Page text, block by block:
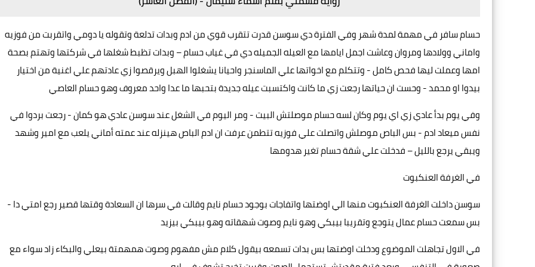
حسام سافر في مهمة لمدة شهر وفي الفترة دي سوسن قدرت تتقرب قوي من ادم وبدات تدلعة وتقوله يا دومي واتقربت من فوزيه
واماني وولادها ومروان وعاشت اجمل ايامها مع العيله الجميله دي في غياب حسام – وبدات تظبط شغلها في شركتها وتهتم بصحة
امها وعملت ليها فحص كامل - وتتكلم مع اخواتها علي الماسنجر واحيانا يشغلوا الهبل ويرقصوا زي عادتهم علي اغنية من اختيار
بيدوا او محمد - وحست ان حياتها رجعت زي ما كانت واكتسبت عيله جديدة بتحبها ما عدا واحد معروف وهو حسام العاصي
وفي يوم بدأ عادي زي اي يوم وكان لسه حسام موصلتش البيت - ومر اليوم في الشغل عند سوسن عادي هو كمان - رجعت بردوا في
نفس ميعاد ادم - بس الباص موصلش واتصلت علي فوزيه تتطمن عرفت ان ادم الباص هينزله عند عمته أماني يلعب مع امير وشهد
ويبقي يرجع بالليل – فدخلت علي شقة حسام تغير هدومها
في الغرفة العنكبوت
سوسن داخلت الغرفة العنكبوت منها الي اوضتها واتفاجات بوجود حسام نايم وقالت في سرها ان السعادة وقتها قصير رجع امتي دا -
بس سمعت حسام عمال يتوجع وتقريبا بيبكي وهو نايم وصوت شهقاته وهو بيبكي بيزيد
في الاول تجاهلت الموضوع ودخلت اوضتها بس بدات تسمعه بيقول كلام مش مفهوم وصوت همهمتة بيعلي والبكاء زاد سواء مع